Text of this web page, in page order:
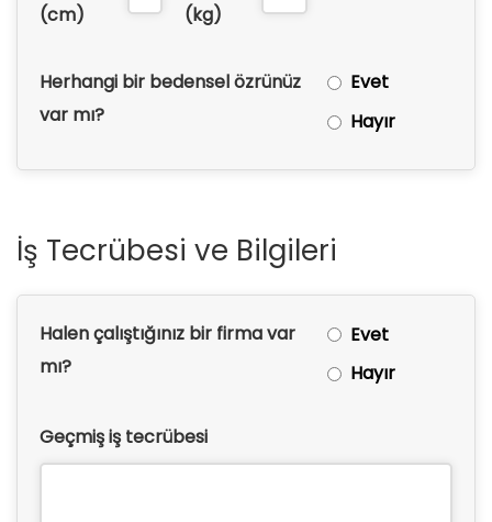
(cm) (kg)
Herhangi bir bedensel özrünüz
var mı?
Evet
Hayır
İş Tecrübesi ve Bilgileri
Halen çalıştığınız bir firma var
mı?
Evet
Hayır
Geçmiş iş tecrübesi